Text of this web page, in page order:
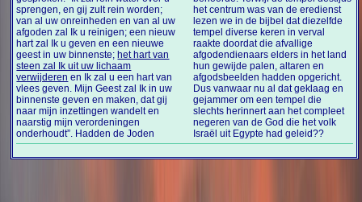
sprengen, en gij zult rein worden;
van al uw onreinheden en van al uw
afgoden zal Ik u reinigen; een nieuw
hart zal Ik u geven en een nieuwe
geest in uw binnenste; het hart van
steen zal Ik uit uw lichaam
verwijderen en Ik zal u een hart van
vlees geven. Mijn Geest zal Ik in uw
binnenste geven en maken, dat gij
naar mijn inzettingen wandelt en
naarstig mijn verordeningen
onderhoudt”. Hadden de Joden
het centrum was van de eredienst
lezen we in de bijbel dat diezelfde
tempel diverse keren in verval
raakte doordat die afvallige
afgodendienaars elders in het land
hun gewijde palen, altaren en
afgodsbeelden hadden opgericht.
Dus vanwaar nu al dat geklaag en
gejammer om een tempel die
slechts herinnert aan het compleet
negeren van de God die het volk
Israël uit Egypte had geleid??